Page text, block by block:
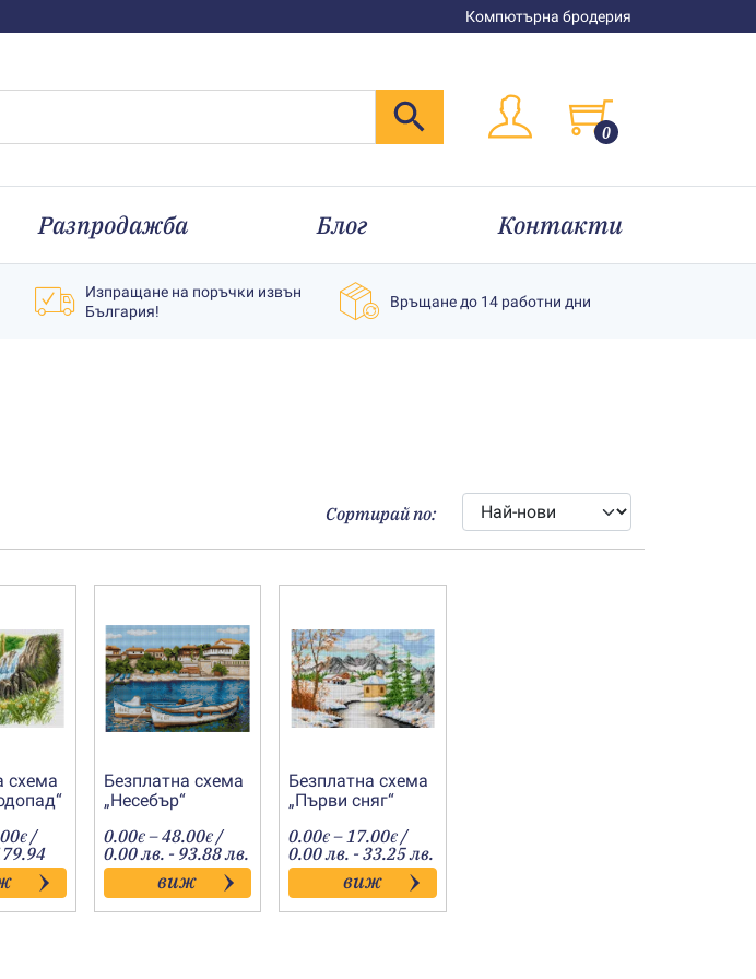
Компютърна бродерия
0
Разпродажба Блог Контакти
Изпращане на поръчки извън
България!
Връщане до 14 работни дни
Сортирай по:
схема
€Price
range:
0.00€
through
92.00€
/
Безплатна схема
„Несебър“
0.00€ –48.00€Price
range:
0.00€
through
48.00€
/
0.00 лв. - 93.88 лв.
виж
Безплатна схема
„Първи сняг“
0.00€ –17.00€Price
range:
0.00€
through
17.00€
/
0.00 лв. - 33.25 лв.
виж